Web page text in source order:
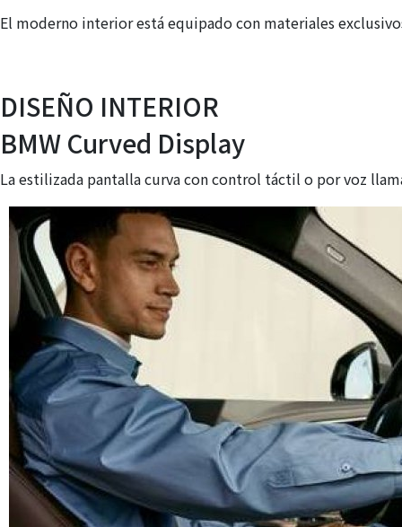
El moderno interior está equipado con materiales
DISEÑO INTERIOR
BMW Curved Display
La estilizada pantalla curva con control táctil o por voz